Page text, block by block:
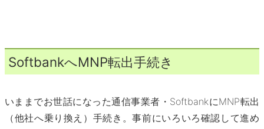
SoftbankへMNP転出手続き
いままでお世話になった通信事業者・SoftbankにMNP転出
（他社へ乗り換え）手続き。事前にいろいろ確認して進め